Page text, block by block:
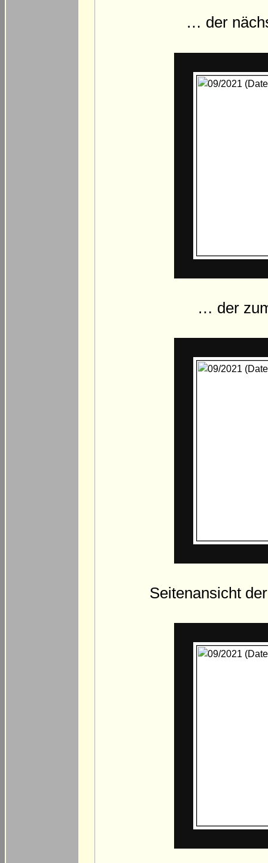
… der
… der
Seitenansicht